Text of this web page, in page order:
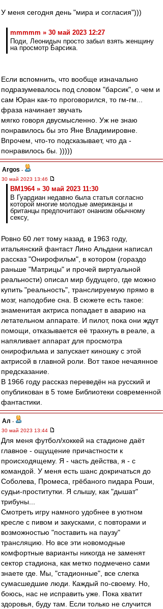
У меня сегодня день "мира и согласия")))
mmmmm » 30 май 2023 12:27
Поди, Леонидыч просто забыл взять женщину
на просмотр Барсика.
Если вспомнить, что вообще изначально
подразумевалось под словом "барсик", о чем и
сам Юран как-то проговорился, то гм-гм...
фраза начинает звучать
мягко говоря двусмысленно. Уж не знаю
понравилось бы это Яне Владимировне.
Впрочем, что-то подсказывает, что да -
понравилось бы. )))))
Argos -
30 май 2023 13:46
BM1964 » 30 май 2023 11:30
В Гуардиан недавно была статья согласно
которой многие молодые американцы и
британцы предпочитают онанизм обычному
сексу,
Ровно 60 лет тому назад, в 1963 году,
итальянский фантаст Лино Альдани написал
рассказ "Онирофильм", в котором (гораздо
раньше "Матрицы" и прочей виртуальной
реальности) описал мир будущего, где можно
купить "реальность", транслируемую прямо в
мозг, наподобие сна. В сюжете есть такое:
знаменитая актриса попадает в аварию на
летательном аппарате. И пилот, пока они ждут
помощи, отказывается её трахнуть в реале, а
напяливает аппарат для просмотра
онирофильма и запускает киношку с этой
актрисой в главной роли. Вот такое нечаянное
предсказание.
В 1966 году рассказ переведён на русский и
опубликован в 5 томе Библиотеки современной
фантастики.
Ал -
30 май 2023 13:44
Для меня футбол/хоккей на стадионе даёт
главное - ощущение причастности к
происходящему. Я - часть действа, я - с
командой. У меня есть шанс докричаться до
Соболева, Промеса, грёбаного пидара Роши,
судьи-проститутки. Я слышу, как "дышат"
трибуны...
Смотреть игру намного удобнее в уютном
кресле с пивом и закусками, с повторами и
возможностью "поставить на паузу"
трансляцию. Но все эти новомодные
комфортные варианты никогда не заменят
сектор стадиона, как метко подмечено сами
знаете где. Мы, "стадионные", все слегка
сумасшедшие люди. Каждый по-своему. Но,
боюсь, нас не исправить уже. Пока хватит
здоровья, буду там. Если только не случится